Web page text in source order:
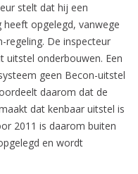
stelt dat hij een
opgelegd, vanwege
regeling. De inspecteur
uitstel onderbouwen. Een
geen Becon-uitstel
daarom dat de
dat kenbaar uitstel is
2011 is daarom buiten
en wordt